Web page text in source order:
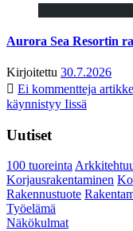
Aurora Sea Resortin
Kirjoitettu 30.7.2026
Ei kommentteja
käynnistyy Iissä
Uutiset
100 tuoreinta
Korjausrakentaminen
Rakennustuote
Työelämä
Näkökulmat